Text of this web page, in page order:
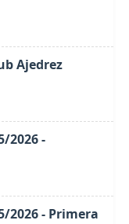
Ajedrez
2026 -
2026 - Primera